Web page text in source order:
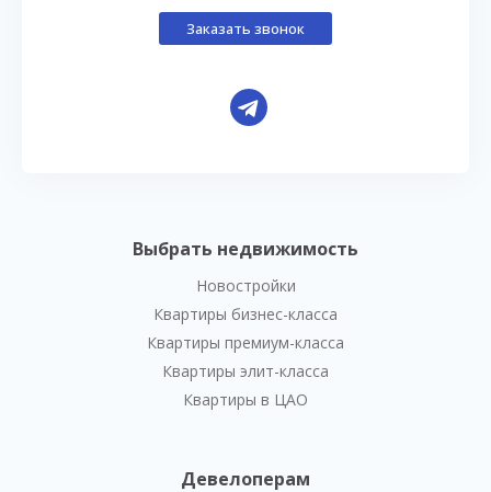
Выбрать недвижимость
Новостройки
Квартиры бизнес-класса
Квартиры премиум-класса
Квартиры элит-класса
Квартиры в ЦАО
Девелоперам
Заказать звонок